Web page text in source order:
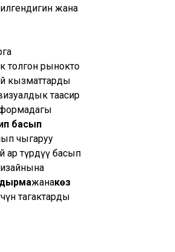
жана
толгон рынокто
кызматтарды
таасир
формадагы
басып
чыгаруу
ар түрдүү басып
жанакөз
таңгактарды